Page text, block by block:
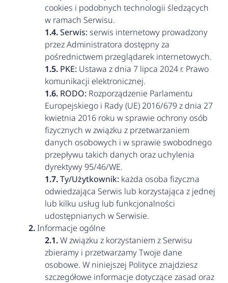
cookies i podobnych technologii śledzących
w ramach Serwisu.
Serwis: serwis internetowy prowadzony
przez Administratora dostępny za
pośrednictwem przeglądarek internetowych.
PKE: Ustawa z dnia 7 lipca 2024 r. Prawo
komunikacji elektronicznej.
RODO: Rozporządzenie Parlamentu
Europejskiego i Rady (UE) 2016/679 z dnia 27
kwietnia 2016 roku w sprawie ochrony osób
fizycznych w związku z przetwarzaniem
danych osobowych i w sprawie swobodnego
przepływu takich danych oraz uchylenia
dyrektywy 95/46/WE.
Ty/Użytkownik: każda osoba fizyczna
odwiedzająca Serwis lub korzystająca z jednej
lub kilku usług lub funkcjonalności
udostępnianych w Serwisie.
Informacje ogólne
W związku z korzystaniem z Serwisu
zbieramy i przetwarzamy Twoje dane
osobowe. W niniejszej Polityce znajdziesz
szczegółowe informacje dotyczące zasad oraz